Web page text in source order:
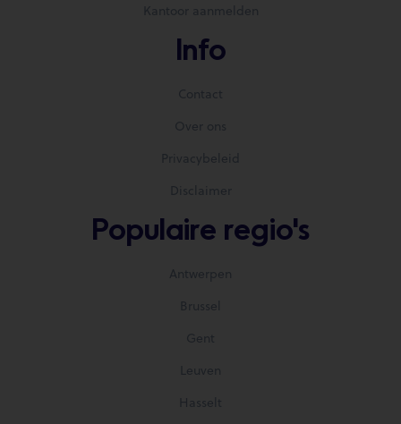
Kantoor aanmelden
Info
Contact
Over ons
Privacybeleid
Disclaimer
Populaire regio's
Antwerpen
Brussel
Gent
Leuven
Hasselt